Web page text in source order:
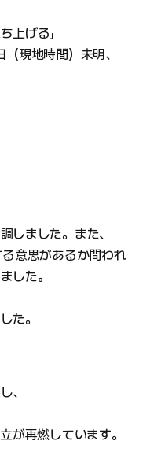
上げる」
現地時間）未明、
しました。また、
意思があるか問われ
した。
た。
、
が再燃しています。